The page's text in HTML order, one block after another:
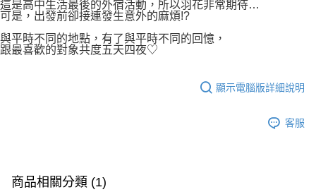
這是高中生活最後的外宿活動，所以羽花非常期待…
可是，出發前卻接連發生意外的麻煩!?
與平時不同的地點，有了與平時不同的回憶，
跟最喜歡的對象共度五天四夜♡
顯示電腦版詳細說明
客服
商品相關分類 (1)